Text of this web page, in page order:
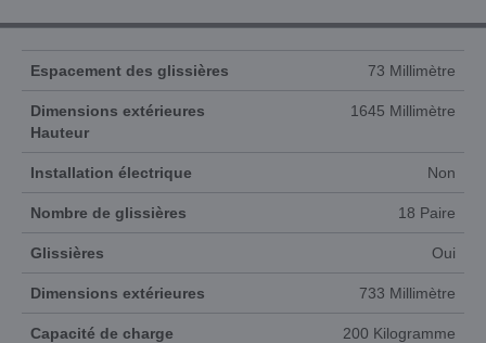
Espacement des glissières 73 Millimètre
Dimensions extérieures
Hauteur
1645 Millimètre
Installation électrique Non
Nombre de glissières 18 Paire
Glissières Oui
Dimensions extérieures 733 Millimètre
Capacité de charge 200 Kilogramme